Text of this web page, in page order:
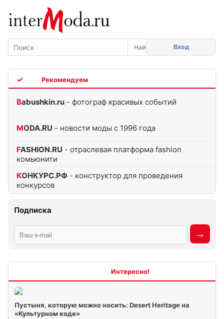
Вход
Babushkin.ru - фотограф красивых событий
MODA.RU - новости моды с 1996 года
FASHION.RU - отраслевая платформа fashion
комьюнити
КОНКУРС.РФ - конструктор для проведения
конкурсов
Подписка
Пустыня, которую можно носить: Desert Heritage на
«Культурном коде»